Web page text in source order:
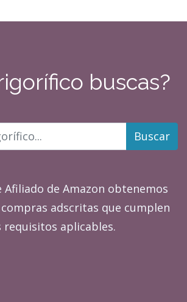
buscas?
Buscar
Afiliado de Amazon obtenemos
adscritas que cumplen
requisitos aplicables.